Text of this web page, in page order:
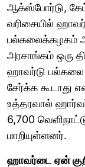
ஆக்ஸ்போர்டு,
வரிசையில்
பல்கலைக்கழகம்
அரசாங்கம் ஒரு
ஹாவர்டு
சேர்க்க கூடாது
உத்தரவால்
6,700
மாறியுள்ளனர்.
ஹாவர்டை ஏன்